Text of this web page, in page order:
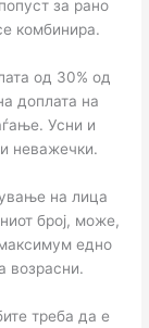
за рано
комбинира.
од 30% од
доплата на
Усни и
неважечки.
на лица
број, може,
едно
возрасни.
треба да е